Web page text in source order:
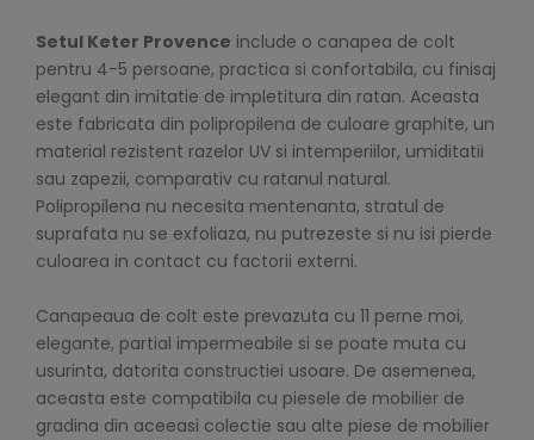
Setul Keter Provence include o canapea de colt
pentru 4-5 persoane, practica si confortabila, cu finisaj
elegant din imitatie de impletitura din ratan. Aceasta
este fabricata din polipropilena de culoare graphite, un
material rezistent razelor UV si intemperiilor, umiditatii
sau zapezii, comparativ cu ratanul natural.
Polipropilena nu necesita mentenanta, stratul de
suprafata nu se exfoliaza, nu putrezeste si nu isi pierde
culoarea in contact cu factorii externi.
Canapeaua de colt este prevazuta cu 11 perne moi,
elegante, partial impermeabile si se poate muta cu
usurinta, datorita constructiei usoare. De asemenea,
aceasta este compatibila cu piesele de mobilier de
gradina din aceeasi colectie sau alte piese de mobilier